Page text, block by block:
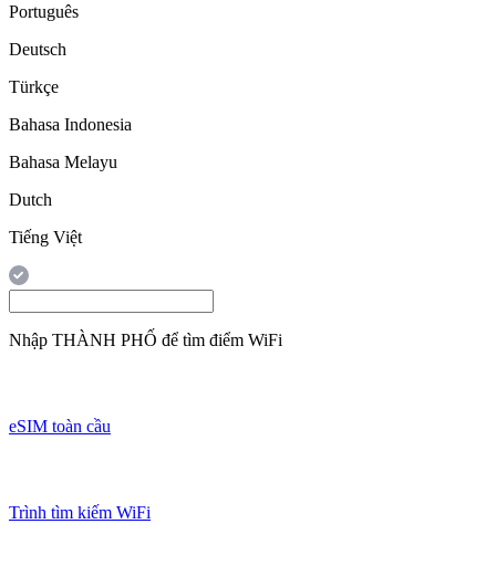
Português
Deutsch
Türkçe
Bahasa Indonesia
Bahasa Melayu
Dutch
Tiếng Việt
Nhập THÀNH PHỐ để tìm điểm WiFi
eSIM toàn cầu
Trình tìm kiếm WiFi